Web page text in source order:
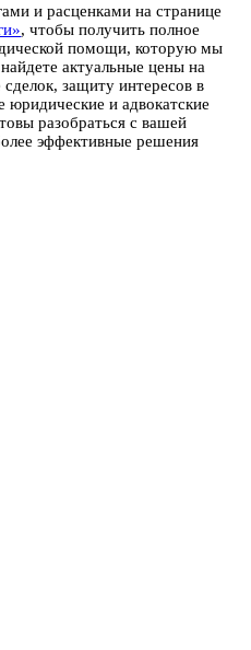
и расценками на странице
, чтобы получить полное
помощи, которую мы
актуальные цены на
защиту интересов в
юридические и адвокатские
разобраться с вашей
эффективные решения